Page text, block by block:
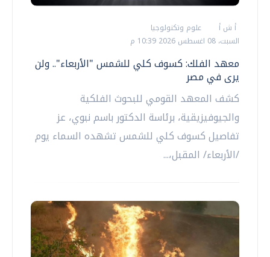
أ ش أ
علوم وتكنولوجيا
السبت، 08 اغسطس 2026 10:39 م
معهد الفلك: كسوف كلي للشمس "الأربعاء".. ولن
يرى في مصر
كشف المعهد القومي للبحوث الفلكية
والجيوفيزيقية، برئاسة الدكتور باسم نبوي، عز
تفاصيل كسوف كلي للشمس تشهده السماء يوم
/الأربعاء/ المقبل،...